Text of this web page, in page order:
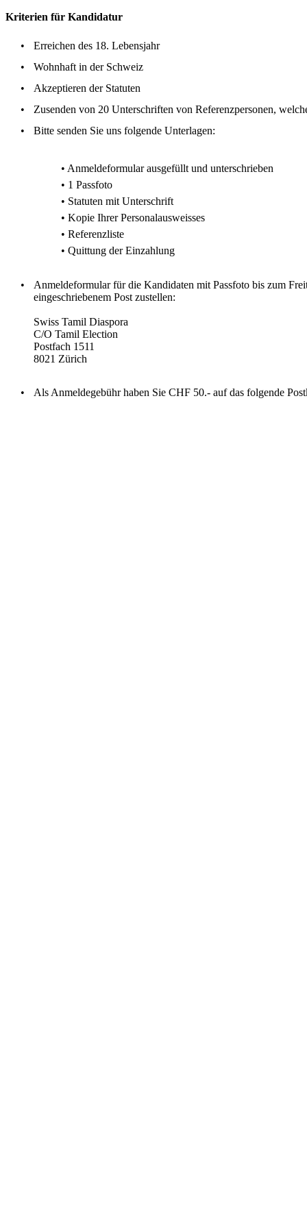
Kriterien für Kandidatur
•
Erreichen des 18. Lebensjahr
•
Wohnhaft in der Schweiz
•
Akzeptieren der Statuten
•
Zusenden von 20 Unterschriften von Referenzpersonen,
•
Bitte senden Sie uns folgende Unterlagen:
• Anmeldeformular ausgefüllt und unterschrieben
• 1 Passfoto
• Statuten mit Unterschrift
• Kopie Ihrer Personalausweisses
• Referenzliste
• Quittung der Einzahlung
•
Anmeldeformular für die Kandidaten mit Passfoto bis zum
eingeschriebenem Post zustellen:
Swiss Tamil Diaspora
C/O Tamil Election
Postfach 1511
8021 Zürich
• Als Anmeldegebühr haben Sie CHF 50.- auf das folgende